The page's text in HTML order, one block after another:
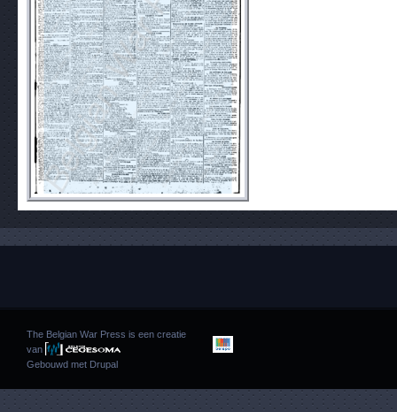
The Belgian War Press is een creatie
van
Gebouwd met Drupal